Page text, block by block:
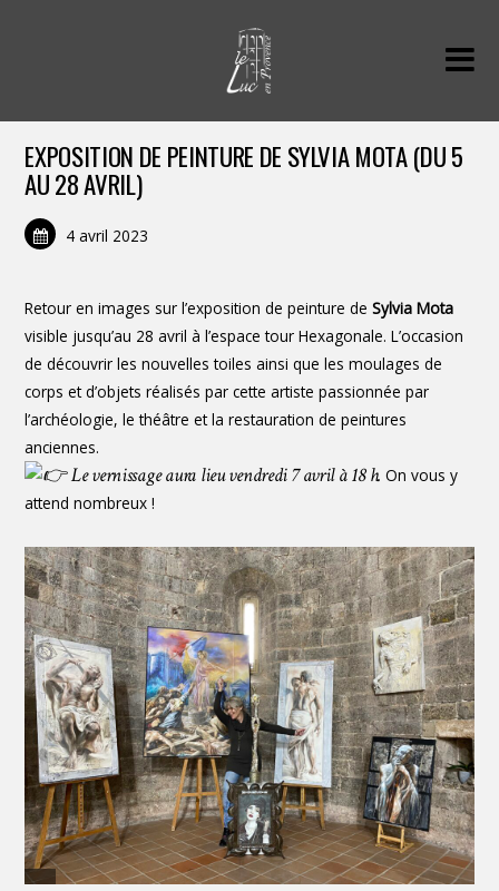
EXPOSITION DE PEINTURE DE SYLVIA MOTA (DU 5
AU 28 AVRIL)
4 avril 2023
Retour en images sur l’exposition de peinture deSylvia Mota
visible jusqu’au 28 avril à l’espace tour Hexagonale. L’occasion
de découvrir les nouvelles toiles ainsi que les moulages de
corps et d’objets réalisés par cette artiste passionnée par
l’archéologie, le théâtre et la restauration de peintures
anciennes.
Le vernissage aura lieu vendredi 7 avril à 18 h. On vous y
attend nombreux !